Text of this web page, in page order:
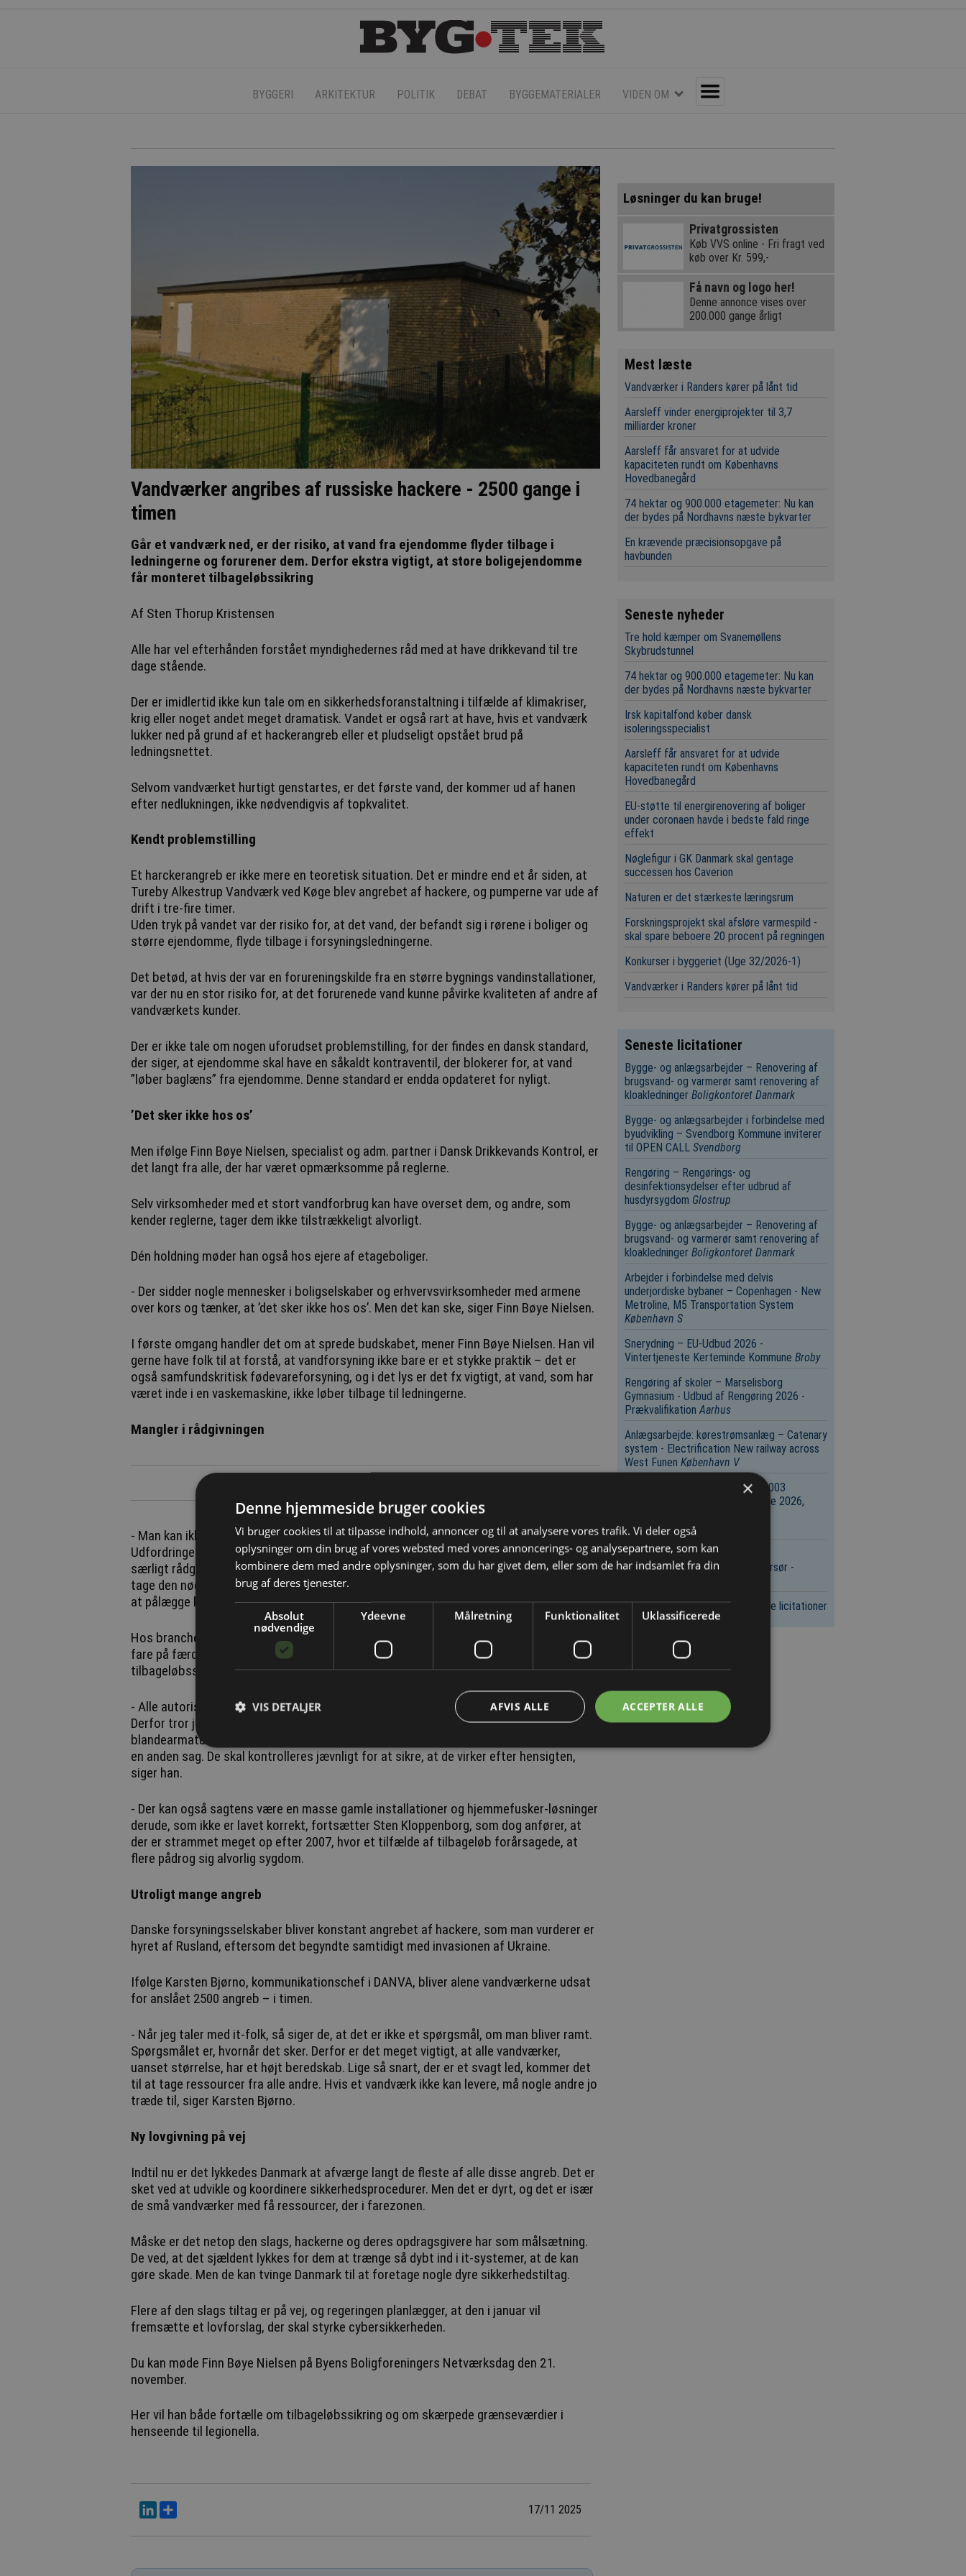
BYGGERI ARKITEKTUR POLITIK DEBAT BYGGEMATERIALER VIDEN OM
Vandværker angribes af russiske hackere - 2500 gange i
timen
Går et vandværk ned, er der risiko, at vand fra ejendomme flyder tilbage i
ledningerne og forurener dem. Derfor ekstra vigtigt, at store boligejendomme
får monteret tilbageløbssikring
Af Sten Thorup Kristensen
Alle har vel efterhånden forstået myndighedernes råd med at have drikkevand til tre
dage stående.
Der er imidlertid ikke kun tale om en sikkerhedsforanstaltning i tilfælde af klimakriser,
krig eller noget andet meget dramatisk. Vandet er også rart at have, hvis et vandværk
lukker ned på grund af et hackerangreb eller et pludseligt opstået brud på
ledningsnettet.
Selvom vandværket hurtigt genstartes, er det første vand, der kommer ud af hanen
efter nedlukningen, ikke nødvendigvis af topkvalitet.
Kendt problemstilling
Et harckerangreb er ikke mere en teoretisk situation. Det er mindre end et år siden, at
Tureby Alkestrup Vandværk ved Køge blev angrebet af hackere, og pumperne var ude af
drift i tre-fire timer.
Uden tryk på vandet var der risiko for, at det vand, der befandt sig i rørene i boliger og
større ejendomme, flyde tilbage i forsyningsledningerne.
Det betød, at hvis der var en forureningskilde fra en større bygnings vandinstallationer,
var der nu en stor risiko for, at det forurenede vand kunne påvirke kvaliteten af andre af
vandværkets kunder.
Der er ikke tale om nogen uforudset problemstilling, for der findes en dansk standard,
der siger, at ejendomme skal have en såkaldt kontraventil, der blokerer for, at vand
”løber baglæns” fra ejendomme. Denne standard er endda opdateret for nyligt.
’Det sker ikke hos os’
Men ifølge Finn Bøye Nielsen, specialist og adm. partner i Dansk Drikkevands Kontrol, er
det langt fra alle, der har været opmærksomme på reglerne.
Selv virksomheder med et stort vandforbrug kan have overset dem, og andre, som
kender reglerne, tager dem ikke tilstrækkeligt alvorligt.
Dén holdning møder han også hos ejere af etageboliger.
- Der sidder nogle mennesker i boligselskaber og erhvervsvirksomheder med armene
over kors og tænker, at ’det sker ikke hos os’. Men det kan ske, siger Finn Bøye Nielsen.
I første omgang handler det om at sprede budskabet, mener Finn Bøye Nielsen. Han vil
gerne have folk til at forstå, at vandforsyning ikke bare er et stykke praktik – det er
også samfundskritisk fødevareforsyning, og i det lys er det fx vigtigt, at vand, som har
været inde i en vaskemaskine, ikke løber tilbage til ledningerne.
Mangler i rådgivningen
- Man kan ikke skælde folk ud over, at de ikke overholder loven, hvis de ikke kender den.
Udfordringen er, at dem, som skulle fortælle erhvervsvirksomhederne og forbrugerne,
særligt rådgivere og vvs-installatører, desværre ikke altid er klædt godt nok på til at
tage den nødvendige snak med kunderne, ligesom vi ofte hører at man ikke har lyst til
at pålægge kunderne en ekstra omkostning, siger Finn Bøye Nielsen.
Hos brancheforeningen DANVA understreger Sten Kloppenborg, at der ikke generelt er
fare på færde. Man behøver ikke at være bange. Men der er altså en problematik med
tilbageløbssikringerne.
- Alle autoriserede installatører ved, at der skal installeres tilbagestrømningssikringer.
Derfor tror jeg, at de i store træk bliver installeret. De er eksempelvis indbygget i
blandearmaturer i bruseren. Om de virker, og om det er den rigtige sikkerhedsklasse, er
en anden sag. De skal kontrolleres jævnligt for at sikre, at de virker efter hensigten,
siger han.
- Der kan også sagtens være en masse gamle installationer og hjemmefusker-løsninger
derude, som ikke er lavet korrekt, fortsætter Sten Kloppenborg, som dog anfører, at
der er strammet meget op efter 2007, hvor et tilfælde af tilbageløb forårsagede, at
flere pådrog sig alvorlig sygdom.
Utroligt mange angreb
Danske forsyningsselskaber bliver konstant angrebet af hackere, som man vurderer er
hyret af Rusland, eftersom det begyndte samtidigt med invasionen af Ukraine.
Ifølge Karsten Bjørno, kommunikationschef i DANVA, bliver alene vandværkerne udsat
for anslået 2500 angreb – i timen.
- Når jeg taler med it-folk, så siger de, at det er ikke et spørgsmål, om man bliver ramt.
Spørgsmålet er, hvornår det sker. Derfor er det meget vigtigt, at alle vandværker,
uanset størrelse, har et højt beredskab. Lige så snart, der er et svagt led, kommer det
til at tage ressourcer fra alle andre. Hvis et vandværk ikke kan levere, må nogle andre jo
træde til, siger Karsten Bjørno.
Ny lovgivning på vej
Indtil nu er det lykkedes Danmark at afværge langt de fleste af alle disse angreb. Det er
sket ved at udvikle og koordinere sikkerhedsprocedurer. Men det er dyrt, og det er især
de små vandværker med få ressourcer, der i farezonen.
Måske er det netop den slags, hackerne og deres opdragsgivere har som målsætning.
De ved, at det sjældent lykkes for dem at trænge så dybt ind i it-systemer, at de kan
gøre skade. Men de kan tvinge Danmark til at foretage nogle dyre sikkerhedstiltag.
Flere af den slags tiltag er på vej, og regeringen planlægger, at den i januar vil
fremsætte et lovforslag, der skal styrke cybersikkerheden.
Du kan møde Finn Bøye Nielsen på Byens Boligforeningers Netværksdag den 21.
november.
Her vil han både fortælle om tilbageløbssikring og om skærpede grænseværdier i
henseende til legionella.
LinkedIn 17/11 2025
Løsninger du kan bruge!
Privatgrossisten
Køb VVS online - Fri fragt ved
køb over Kr. 599,-
Få navn og logo her!
Denne annonce vises over
200.000 gange årligt
Mest læste
Vandværker i Randers kører på lånt tid
Aarsleff vinder energiprojekter til 3,7
milliarder kroner
Aarsleff får ansvaret for at udvide
kapaciteten rundt om Københavns
Hovedbanegård
74 hektar og 900.000 etagemeter: Nu kan
der bydes på Nordhavns næste bykvarter
En krævende præcisionsopgave på
havbunden
Seneste nyheder
Tre hold kæmper om Svanemøllens
Skybrudstunnel
74 hektar og 900.000 etagemeter: Nu kan
der bydes på Nordhavns næste bykvarter
Irsk kapitalfond køber dansk
isoleringsspecialist
Aarsleff får ansvaret for at udvide
kapaciteten rundt om Københavns
Hovedbanegård
EU-støtte til energirenovering af boliger
under coronaen havde i bedste fald ringe
effekt
Nøglefigur i GK Danmark skal gentage
successen hos Caverion
Naturen er det stærkeste læringsrum
Forskningsprojekt skal afsløre varmespild -
skal spare beboere 20 procent på regningen
Konkurser i byggeriet (Uge 32/2026-1)
Vandværker i Randers kører på lånt tid
Seneste licitationer
Bygge- og anlægsarbejder – Renovering af
brugsvand- og varmerør samt renovering af
kloakledninger Boligkontoret Danmark
Bygge- og anlægsarbejder i forbindelse med
byudvikling – Svendborg Kommune inviterer
til OPEN CALL Svendborg
Rengøring – Rengørings- og
desinfektionsydelser efter udbrud af
husdyrsygdom Glostrup
Bygge- og anlægsarbejder – Renovering af
brugsvand- og varmerør samt renovering af
kloakledninger Boligkontoret Danmark
Arbejder i forbindelse med delvis
underjordiske bybaner – Copenhagen - New
Metroline, M5 Transportation System
København S
Snerydning – EU-Udbud 2026 -
Vintertjeneste Kerteminde Kommune Broby
Rengøring af skoler – Marselisborg
Gymnasium - Udbud af Rengøring 2026 -
Prækvalifikation Aarhus
Anlægsarbejde: kørestrømsanlæg – Catenary
system - Electrification New railway across
West Funen København V
Ingeniørvirksomhed – PA-TPD.R003
Rammeaftale om konsulentstøtte 2026,
cykelprojekter’København V
Ingeniørvirksomhed – 2090.R01
Totalrådgivning Nødspor E20 Korsør ­
Se flere licitationer
×
Denne hjemmeside bruger cookies
Vi bruger cookies til at tilpasse indhold, annoncer og til at analysere vores trafik. Vi deler også
oplysninger om din brug af vores websted med vores annoncerings- og analysepartnere, som kan
kombinere dem med andre oplysninger, som du har givet dem, eller som de har indsamlet fra din
brug af deres tjenester.
Absolut
nødvendige
Ydeevne Målretning Funktionalitet Uklassificerede
ACCEPTER ALLE
AFVIS ALLE
VIS DETALJER